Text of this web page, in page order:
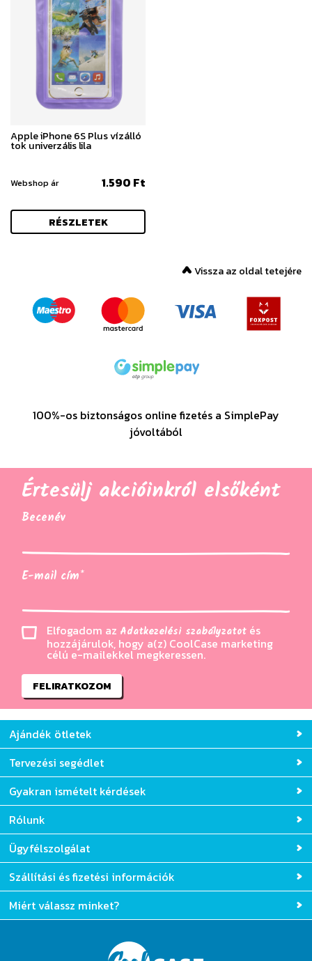
Apple iPhone 6S Plus vízálló
tok univerzális lila
Webshop ár 1.590 Ft
RÉSZLETEK
Vissza az oldal tetejére
100%-os biztonságos online fizetés a SimplePay
jóvoltából
Értesülj akcióinkról elsőként
Becenév
E-mail cím*
Elfogadom az Adatkezelési szabályzatot és
hozzájárulok, hogy a(z) CoolCase marketing
célú e-mailekkel megkeressen.
FELIRATKOZOM
Ajándék ötletek
Tervezési segédlet
Gyakran ismételt kérdések
Rólunk
Ügyfélszolgálat
Szállítási és fizetési információk
Miért válassz minket?